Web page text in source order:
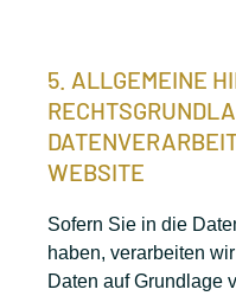
5. ALLGEMEINE
WEBSITE
Sofern Sie in die
haben, verarbeiten
Daten auf Grundlage